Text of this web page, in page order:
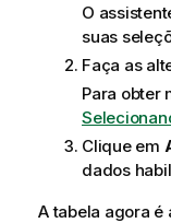
O
suas
Faça as
Para obter
Clique em
dados
A tabela agora é